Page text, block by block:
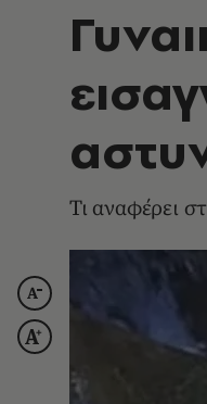
Τι αναφέρει